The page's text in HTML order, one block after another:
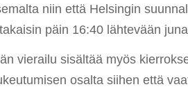
niin että Helsingin
päin 16:40 lähtevään
vierailu sisältää myös
osalta siihen että